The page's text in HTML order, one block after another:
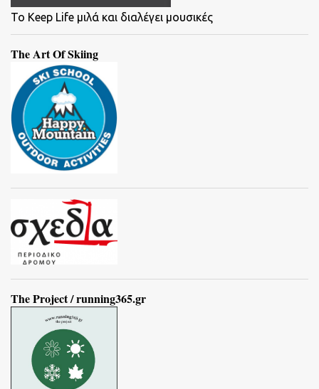
To Keep Life μιλά και διαλέγει μουσικές
The Art Of Skiing
The Project / running365.gr